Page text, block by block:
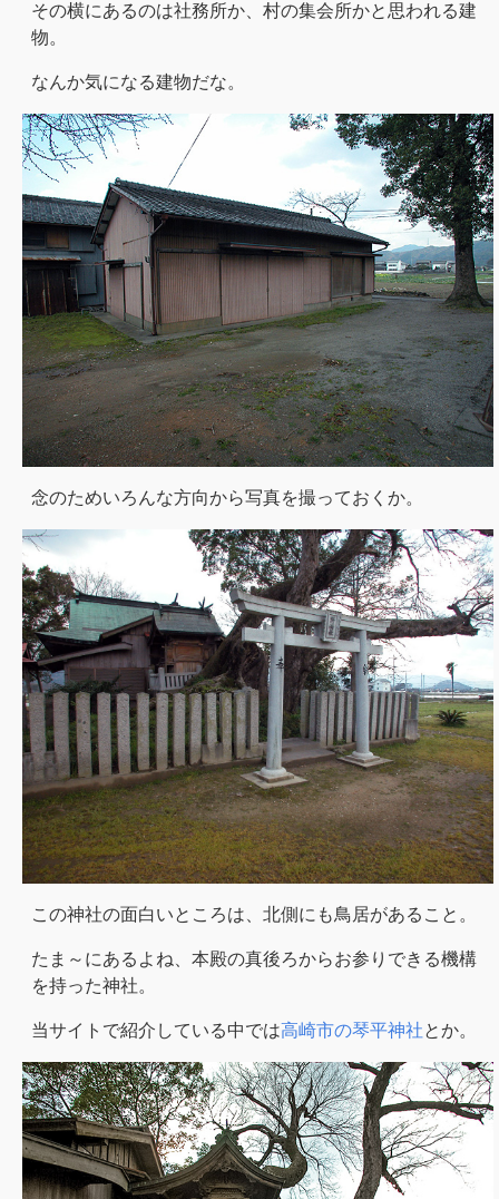
その横にあるのは社務所か、村の集会所かと思われる建
物。
なんか気になる建物だな。
念のためいろんな方向から写真を撮っておくか。
この神社の面白いところは、北側にも鳥居があること。
たま～にあるよね、本殿の真後ろからお参りできる機構
を持った神社。
当サイトで紹介している中では高崎市の琴平神社とか。